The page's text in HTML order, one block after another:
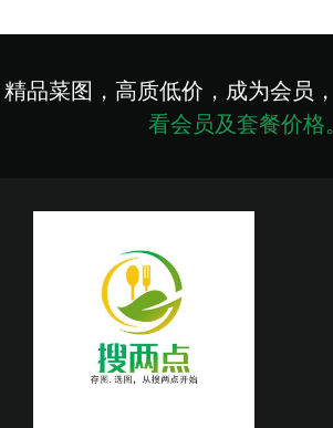
精品菜图，高质低价，成为会员
看会员及套餐价格。